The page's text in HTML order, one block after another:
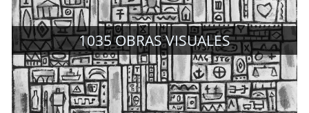
1035OBRAS VISUALES